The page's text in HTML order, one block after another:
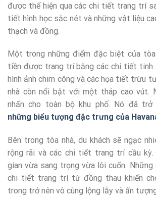
được thể hiện qua các chi tiết trang trí
tiết hình học sắc nét và những vật liệu
thạch và đồng.
Một trong những điểm đặc biệt của
tiền được trang trí bằng các chi tiết tinh
hình ảnh chim công và các họa tiết trừu
nhà còn nổi bật với một tháp cao vút.
nhấn cho toàn bộ khu phố. Nó đã trở
những biểu tượng đặc trưng của
Bên trong tòa nhà, du khách sẽ ngạc
rộng rãi và các chi tiết trang trí cầu
gian vừa sang trọng vừa lôi cuốn.
chi tiết trang trí từ đồng thau khiến
trong trở nên vô cùng lộng lẫy và ấn